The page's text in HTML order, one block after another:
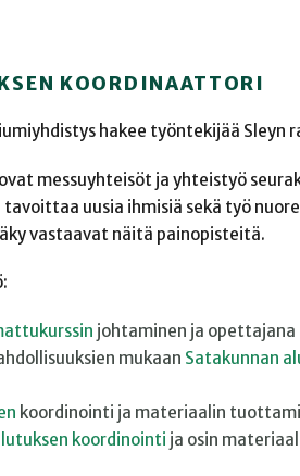
KOORDINAATTORI
hakee työntekijää
messuyhteisöt ja yhteistyö
uusia ihmisiä sekä työ
vastaavat näitä painopisteitä.
johtaminen ja opettajana
mukaan Satakunnan
koordinointi ja materiaalin
koordinointi ja osin